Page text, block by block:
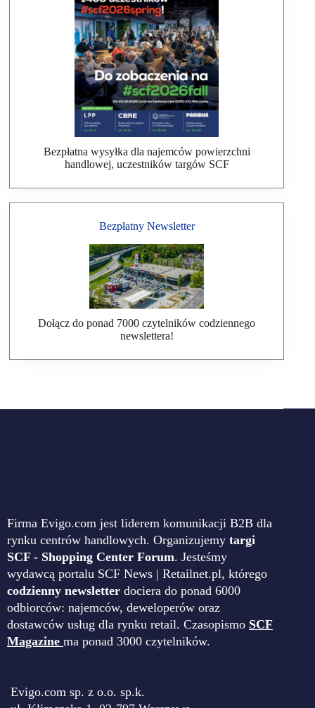
Bezpłatna wysyłka dla najemców powierzchni
handlowej, uczestników targów SCF
Bezpłatny Newsletter
Dołącz do ponad 7000 czytelników codziennego
newslettera!
Firma Evigo.com jest liderem komunikacji B2B dla
rynku centrów handlowych. Organizujemy targi
SCF - Shopping Center Forum. Jesteśmy
wydawcą portalu SCF News | Retailnet.pl, którego
codzienny newsletter dociera do ponad 6000
odbiorców: najemców, deweloperów oraz
dostawców usług dla rynku retail. Czasopismo SCF
Magazine ma ponad 3000 czytelników.
Evigo.com sp. z o.o. sp.k.